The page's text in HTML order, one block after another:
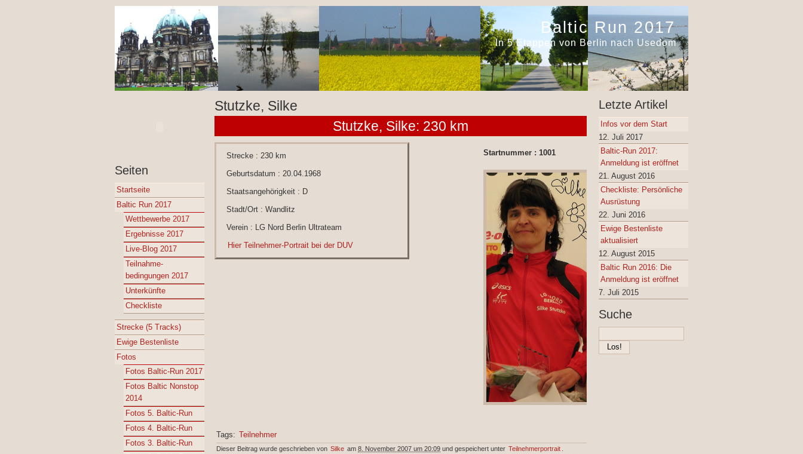
Baltic Run 2017
In 5 Etappen von Berlin nach Usedom
Seiten
Startseite
Baltic Run 2017
Wettbewerbe 2017
Ergebnisse 2017
Live-Blog 2017
Teilnahme-
bedingungen 2017
Unterkünfte
Checkliste
Strecke (5 Tracks)
Ewige Bestenliste
Fotos
Fotos Baltic-Run 2017
Fotos Baltic Nonstop
2014
Fotos 5. Baltic-Run
Fotos 4. Baltic-Run
Fotos 3. Baltic-Run
Stutzke, Silke
Stutzke, Silke: 230 km
Strecke : 230 km
Geburtsdatum : 20.04.1968
Staatsangehörigkeit : D
Stadt/Ort : Wandlitz
Verein : LG Nord Berlin Ultrateam
Hier Teilnehmer-Portrait bei der DUV
Startnummer : 1001
Tags: Teilnehmer
Dieser Beitrag wurde geschrieben von Silke am 8. November 2007 um 20:09 und gespeichert unter Teilnehmerportrait .
Letzte Artikel
Infos vor dem Start
12. Juli 2017
Baltic-Run 2017:
Anmeldung ist eröffnet
21. August 2016
Checkliste: Persönliche
Ausrüstung
22. Juni 2016
Ewige Bestenliste
aktualisiert
12. August 2015
Baltic Run 2016: Die
Anmeldung ist eröffnet
7. Juli 2015
Suche